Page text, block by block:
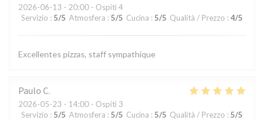
2026-06-13 - 20:00 - Ospiti 4
Servizio : 5/5 Atmosfera : 5/5 Cucina : 5/5 Qualità / Prezzo : 4/5
Excellentes pizzas, staff sympathique
Paulo C
2026-05-23 - 14:00 - Ospiti 3
Servizio : 5/5 Atmosfera : 5/5 Cucina : 5/5 Qualità / Prezzo : 5/5